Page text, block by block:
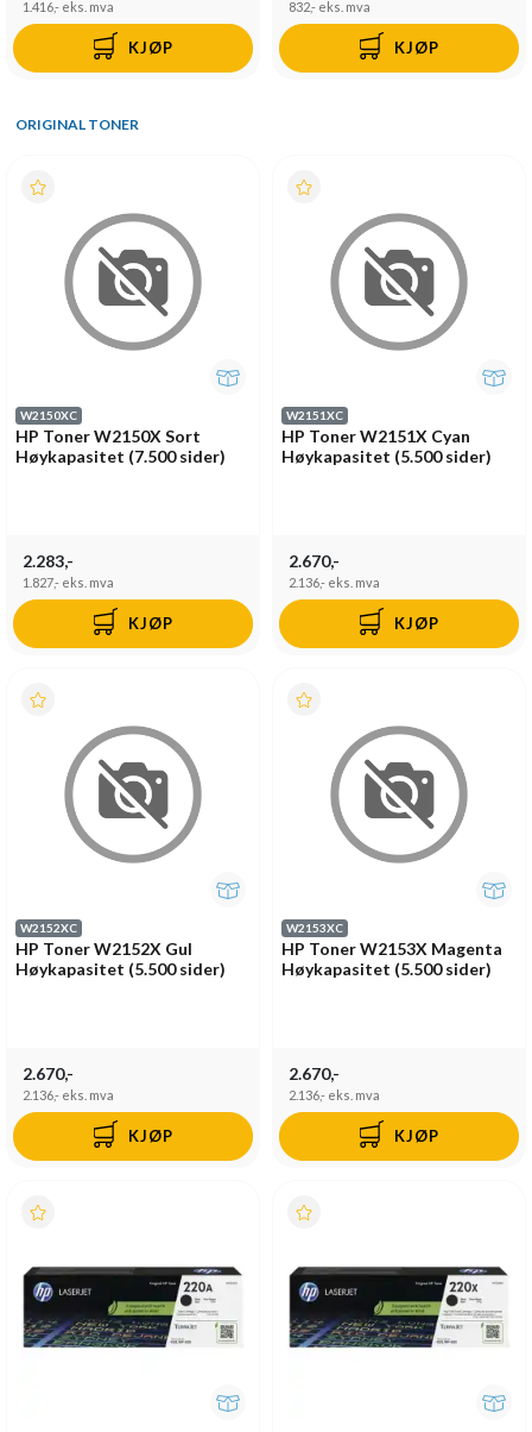
1.416,- eks. mva
KJØP
832,- eks. mva
KJØP
ORIGINAL TONER
W2150XC
HP Toner W2150X Sort
Høykapasitet (7.500 sider)
2.283,-
1.827,- eks. mva
KJØP
W2151XC
HP Toner W2151X Cyan
Høykapasitet (5.500 sider)
2.670,-
2.136,- eks. mva
KJØP
W2152XC
HP Toner W2152X Gul
Høykapasitet (5.500 sider)
2.670,-
2.136,- eks. mva
KJØP
W2153XC
HP Toner W2153X Magenta
Høykapasitet (5.500 sider)
2.670,-
2.136,- eks. mva
KJØP